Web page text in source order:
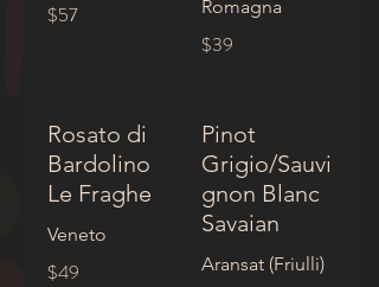
$57 Romagna
$39
Rosato di
Bardolino
Le Fraghe
Veneto
$49
Pinot
Grigio/Sauvi
gnon Blanc
Savaian
Aransat (Friulli)